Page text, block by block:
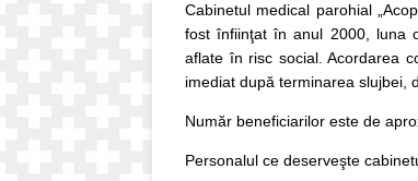
Cabinetul medical parohial
fost înfiinţat în anul 2000, luna
aflate în risc social. Acordarea
imediat după terminarea slujbei,
Număr beneficiarilor este de
Personalul ce deserveşte